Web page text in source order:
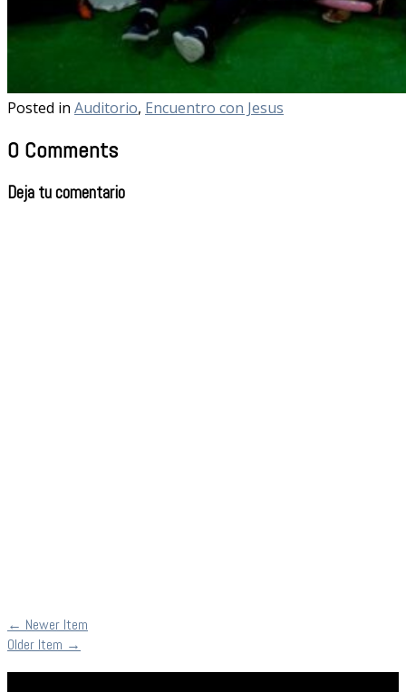
Posted in Auditorio, Encuentro con Jesus
0 Comments
Deja tu comentario
← Newer Item
Older Item →